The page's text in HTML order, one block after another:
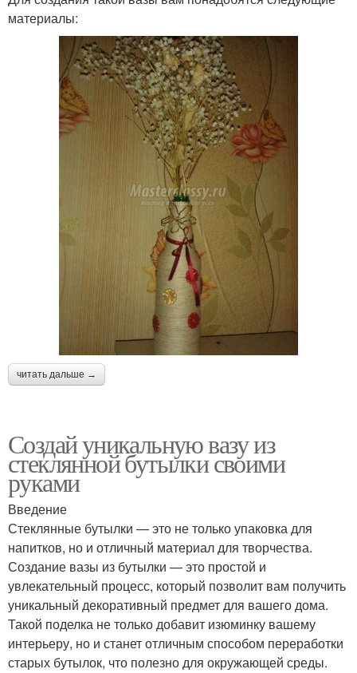
материалы:
читать дальше →
Создай уникальную вазу из
стеклянной бутылки своими
руками
Введение
Стеклянные бутылки — это не только упаковка для
напитков, но и отличный материал для творчества.
Создание вазы из бутылки — это простой и
увлекательный процесс, который позволит вам получить
уникальный декоративный предмет для вашего дома.
Такой поделка не только добавит изюминку вашему
интерьеру, но и станет отличным способом переработки
старых бутылок, что полезно для окружающей среды.